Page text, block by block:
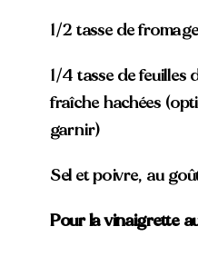
1/2 tasse de
1/4 tasse de feuilles
fraîche hachées
garnir)
Sel et poivre, au
Pour la vinaigrette